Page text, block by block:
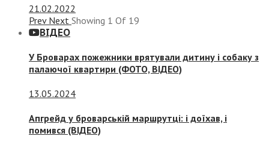
21.02.2022
Prev Next Showing 1 Of 19
ВІДЕО
У Броварах пожежники врятували дитину і собаку з
палаючої квартири (ФОТО, ВІДЕО)
13.05.2024
Апгрейд у броварській маршрутці: і доїхав, і
помився (ВІДЕО)